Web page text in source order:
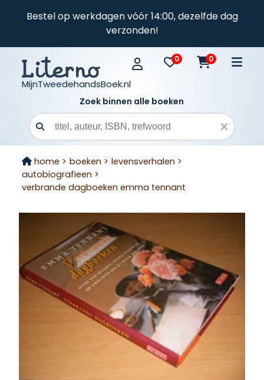
Bestel op werkdagen vóór 14:00, dezelfde dag
verzonden!
MijnTweedehandsBoek.nl
0 0
Zoek binnen alle boeken
Zoekveld
home > boeken > levensverhalen >
autobiografieen >
verbrande dagboeken emma tennant